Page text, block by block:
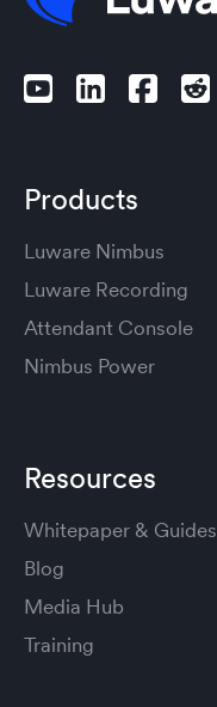
Products
Luware Nimbus
Luware Recording
Attendant Console
Nimbus Power
Resources
Whitepaper & Guides
Blog
Media Hub
Training